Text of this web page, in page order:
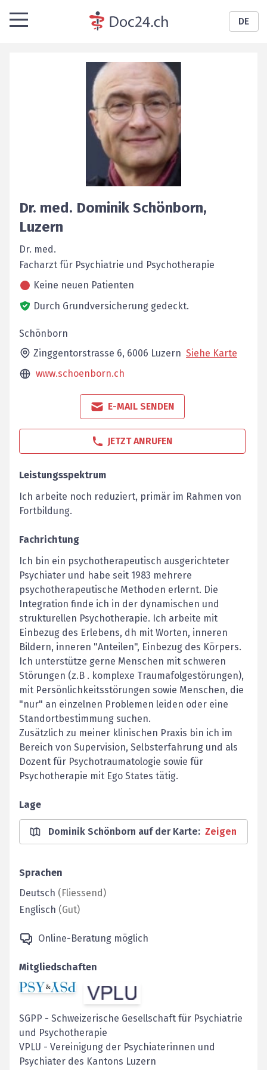
DE
Dr. med. Dominik Schönborn,
Luzern
Dr. med.
Facharzt für Psychiatrie und Psychotherapie
Keine neuen Patienten
Durch Grundversicherung gedeckt.
Schönborn
Zinggentorstrasse 6, 6006 Luzern Siehe Karte
www.schoenborn.ch
E-MAIL SENDEN
JETZT ANRUFEN
Leistungsspektrum
Ich arbeite noch reduziert, primär im Rahmen von
Fortbildung.
Fachrichtung
Ich bin ein psychotherapeutisch ausgerichteter
Psychiater und habe seit 1983 mehrere
psychotherapeutische Methoden erlernt. Die
Integration finde ich in der dynamischen und
strukturellen Psychotherapie. Ich arbeite mit
Einbezug des Erlebens, dh mit Worten, inneren
Bildern, inneren "Anteilen", Einbezug des Körpers.
Ich unterstütze gerne Menschen mit schweren
Störungen (z.B . komplexe Traumafolgestörungen),
mit Persönlichkeitsstörungen sowie Menschen, die
"nur" an einzelnen Problemen leiden oder eine
Standortbestimmung suchen.
Zusätzlich zu meiner klinischen Praxis bin ich im
Bereich von Supervision, Selbsterfahrung und als
Dozent für Psychotraumatologie sowie für
Psychotherapie mit Ego States tätig.
Lage
Dominik Schönborn auf der Karte: Zeigen
Sprachen
Deutsch (Fliessend)
Englisch (Gut)
Online-Beratung möglich
Mitgliedschaften
SGPP - Schweizerische Gesellschaft für Psychiatrie
und Psychotherapie
VPLU - Vereinigung der Psychiaterinnen und
Psychiater des Kantons Luzern